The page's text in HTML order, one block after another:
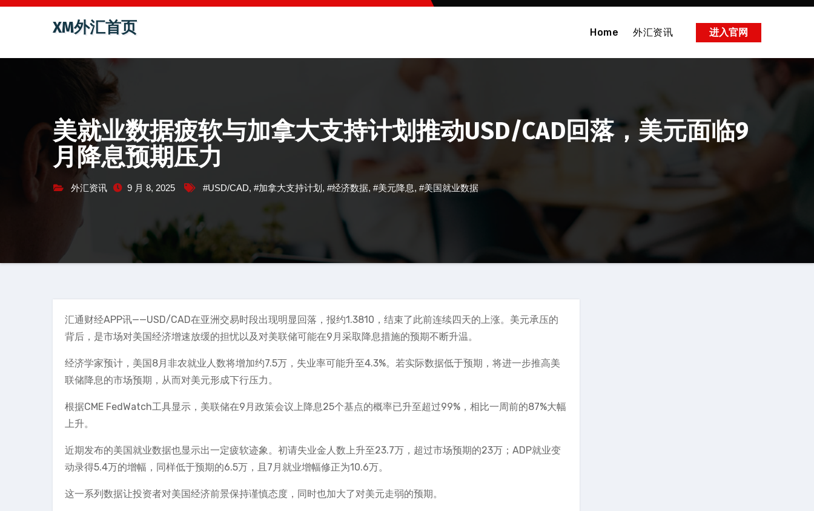
跳
容
XM外汇首页 Home 外汇资讯 进入官网
美就业数据疲软与加拿大支持计划推动USD/CAD回落，美元面临9
月降息预期压力
外汇资讯 9 月 8, 2025 #USD/CAD, #加拿大支持计划 , #经济数据, #美元降息, #美国就业数据
汇通财经APP讯——USD/CAD在亚洲交易时段出现明显回落，报约1.3810，结束了此前连续四天的上涨。美元承压的
背后，是市场对美国经济增速放缓的担忧以及对美联储可能在9月采取降息措施的预期不断升温。
经济学家预计，美国8月非农就业人数将增加约7.5万，失业率可能升至4.3%。若实际数据低于预期，将进一步推高美
联储降息的市场预期，从而对美元形成下行压力。
根据CME FedWatch工具显示，美联储在9月政策会议上降息25个基点的概率已升至超过99%，相比一周前的87%大幅
上升。
近期发布的美国就业数据也显示出一定疲软迹象。初请失业金人数上升至23.7万，超过市场预期的23万；ADP就业变
动录得5.4万的增幅，同样低于预期的6.5万，且7月就业增幅修正为10.6万。
这一系列数据让投资者对美国经济前景保持谨慎态度，同时也加大了对美元走弱的预期。